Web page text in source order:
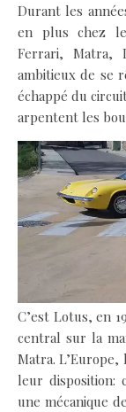
Durant les
en plus chez
Ferrari, Matra,
ambitieux de se
échappé du
arpentent les
C’est Lotus, en
central sur la
Matra. L’Europe,
leur disposition:
une mécanique